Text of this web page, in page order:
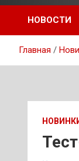
НОВОСТИ
Главная